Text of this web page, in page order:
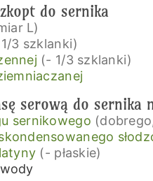
do sernika
L)
3 szklanki)
(- 1/3 szklanki)
serową do sernika
sernikowego
(- płaskie)